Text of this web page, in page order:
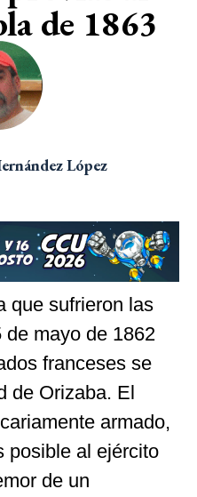
de 1863
López
que sufrieron las
mayo de 1862
franceses se
de Orizaba. El
armado,
posible al ejército
de un